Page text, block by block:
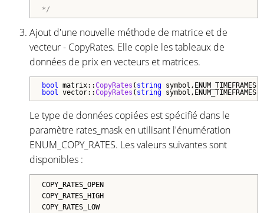
*/
Ajout d'une nouvelle méthode de matrice et de
vecteur - CopyRates. Elle copie les tableaux de
données de prix en vecteurs et matrices.
bool matrix::CopyRates ( string
bool vector::CopyRates ( string
Le type de données copiées est spécifié dans le
paramètre rates_mask en utilisant l'énumération
ENUM_COPY_RATES. Les valeurs suivantes sont
disponibles :
COPY_RATES_OPEN
COPY_RATES_HIGH
COPY_RATES_LOW